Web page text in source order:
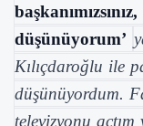
düşünüyorum’
Kılıçdaroğlu ile
düşünüyordum.
televizyonu